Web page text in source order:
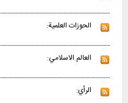
الحوزات العلمية:
العالم الاسلامي:
الرأي: